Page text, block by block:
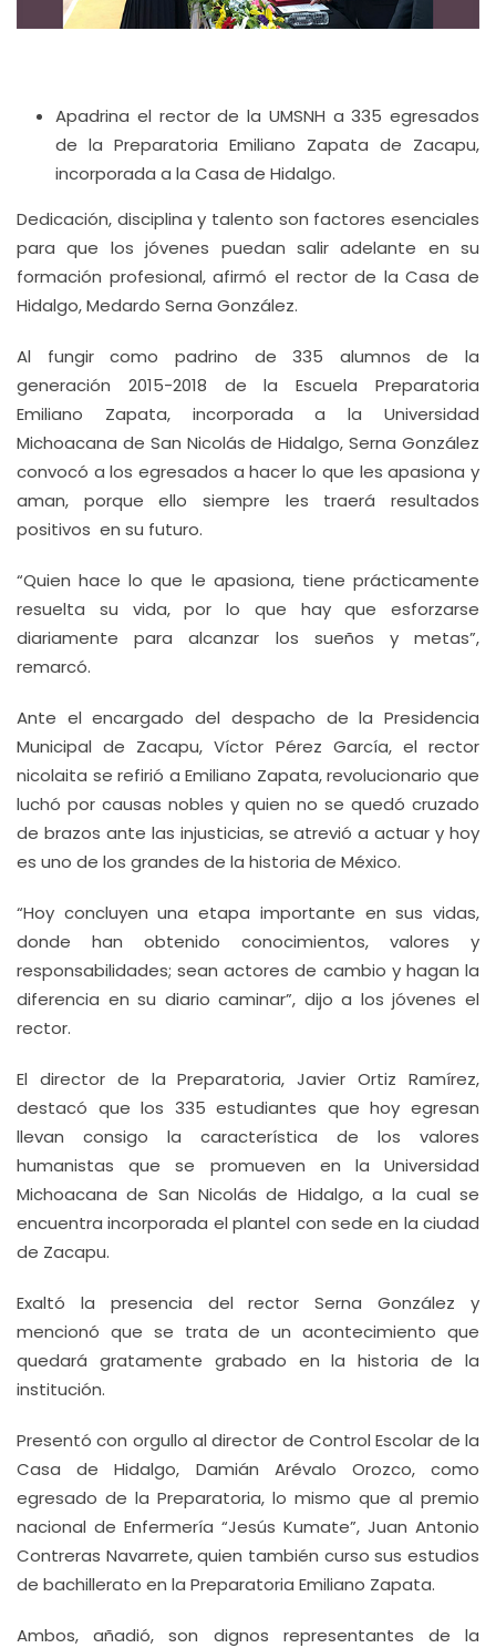
Apadrina el rector de la UMSNH a 335 egresados
de la Preparatoria Emiliano Zapata de Zacapu,
incorporada a la Casa de Hidalgo.
Dedicación, disciplina y talento son factores esenciales
para que los jóvenes puedan salir adelante en su
formación profesional, afirmó el rector de la Casa de
Hidalgo, Medardo Serna González.
Al fungir como padrino de 335 alumnos de la
generación 2015-2018 de la Escuela Preparatoria
Emiliano Zapata, incorporada a la Universidad
Michoacana de San Nicolás de Hidalgo, Serna González
convocó a los egresados a hacer lo que les apasiona y
aman, porque ello siempre les traerá resultados
positivos en su futuro.
“Quien hace lo que le apasiona, tiene prácticamente
resuelta su vida, por lo que hay que esforzarse
diariamente para alcanzar los sueños y metas”,
remarcó.
Ante el encargado del despacho de la Presidencia
Municipal de Zacapu, Víctor Pérez García, el rector
nicolaita se refirió a Emiliano Zapata, revolucionario que
luchó por causas nobles y quien no se quedó cruzado
de brazos ante las injusticias, se atrevió a actuar y hoy
es uno de los grandes de la historia de México.
“Hoy concluyen una etapa importante en sus vidas,
donde han obtenido conocimientos, valores y
responsabilidades; sean actores de cambio y hagan la
diferencia en su diario caminar”, dijo a los jóvenes el
rector.
El director de la Preparatoria, Javier Ortiz Ramírez,
destacó que los 335 estudiantes que hoy egresan
llevan consigo la característica de los valores
humanistas que se promueven en la Universidad
Michoacana de San Nicolás de Hidalgo, a la cual se
encuentra incorporada el plantel con sede en la ciudad
de Zacapu.
Exaltó la presencia del rector Serna González y
mencionó que se trata de un acontecimiento que
quedará gratamente grabado en la historia de la
institución.
Presentó con orgullo al director de Control Escolar de la
Casa de Hidalgo, Damián Arévalo Orozco, como
egresado de la Preparatoria, lo mismo que al premio
nacional de Enfermería “Jesús Kumate”, Juan Antonio
Contreras Navarrete, quien también curso sus estudios
de bachillerato en la Preparatoria Emiliano Zapata.
Ambos, añadió, son dignos representantes de la